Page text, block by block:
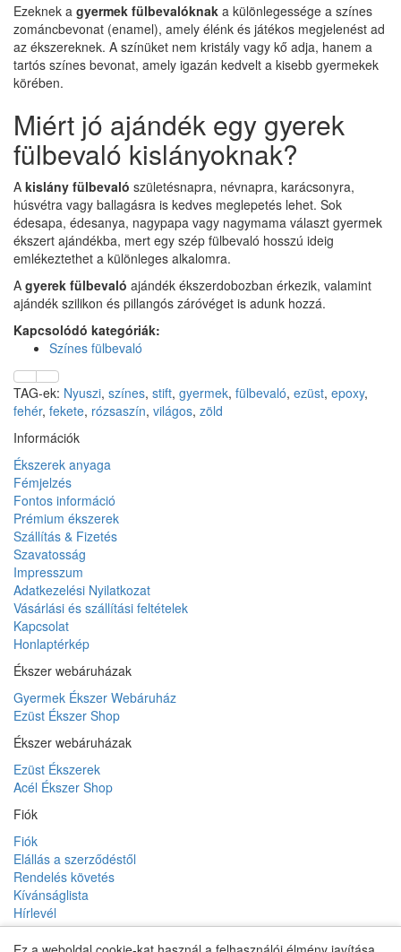
Ezeknek a gyermek fülbevalóknak a különlegessége a színes
zománcbevonat (enamel), amely élénk és játékos megjelenést ad
az ékszereknek. A színüket nem kristály vagy kő adja, hanem a
tartós színes bevonat, amely igazán kedvelt a kisebb gyermekek
körében.
Miért jó ajándék egy gyerek
fülbevaló kislányoknak?
A kislány fülbevaló születésnapra, névnapra, karácsonyra,
húsvétra vagy ballagásra is kedves meglepetés lehet. Sok
édesapa, édesanya, nagypapa vagy nagymama választ gyermek
ékszert ajándékba, mert egy szép fülbevaló hosszú ideig
emlékeztethet a különleges alkalomra.
A gyerek fülbevaló ajándék ékszerdobozban érkezik, valamint
ajándék szilikon és pillangós záróvéget is adunk hozzá.
Kapcsolódó kategóriák:
Színes fülbevaló
TAG-ek: Nyuszi, színes, stift, gyermek, fülbevaló, ezüst, epoxy,
fehér, fekete, rózsaszín, világos, zöld
Információk
Ékszerek anyaga
Fémjelzés
Fontos információ
Prémium ékszerek
Szállítás & Fizetés
Szavatosság
Impresszum
Adatkezelési Nyilatkozat
Vásárlási és szállítási feltételek
Kapcsolat
Honlaptérkép
Ékszer webáruházak
Gyermek Ékszer Webáruház
Ezüst Ékszer Shop
Ékszer webáruházak
Ezüst Ékszerek
Acél Ékszer Shop
Fiók
Fiók
Elállás a szerződéstől
Rendelés követés
Kívánságlista
Hírlevél